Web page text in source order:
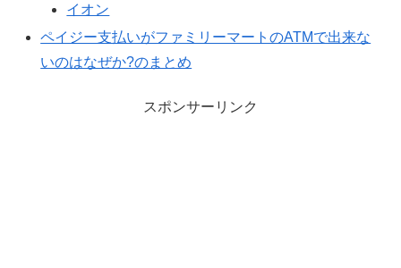
イオン
ペイジー支払いがファミリーマートのATMで出来な
いのはなぜか?のまとめ
スポンサーリンク